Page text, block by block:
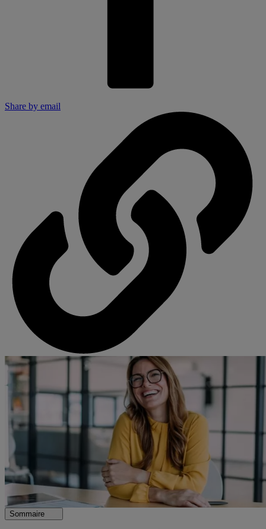
Share by email
Sommaire